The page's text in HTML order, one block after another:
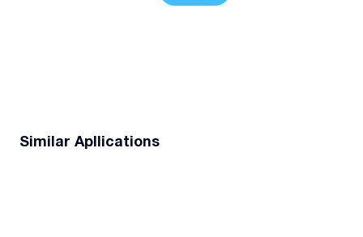
Similar Apllications